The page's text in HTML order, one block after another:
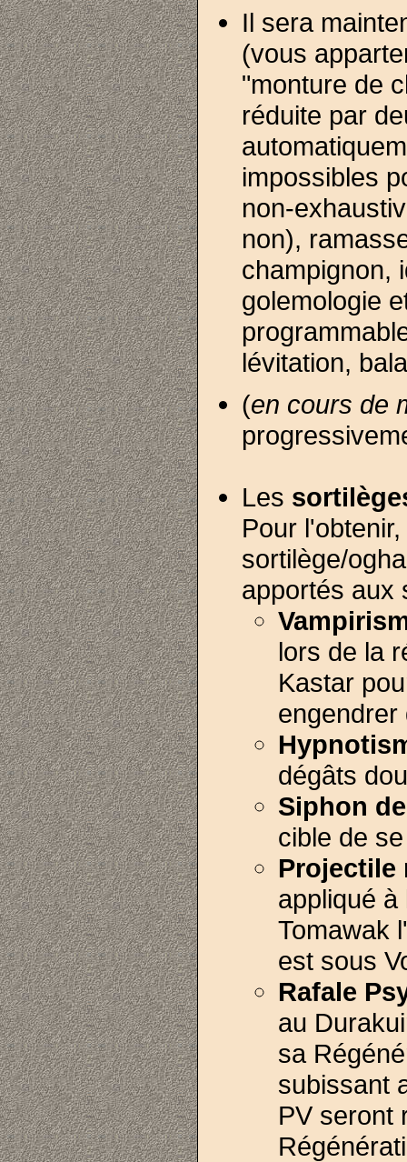
Il sera
(vous
"monture de
réduite par
impossibles
non-
non),
champignon,
golemologie
lévitation,
(en cours de
Les
Pour
sortilège/
apportés aux
lors de la
Kastar
engendrer
dégâts
Siphon
cible de
Projectile
appliqué
Tomawak
est sous
Rafale
au
sa
subissant
PV seront